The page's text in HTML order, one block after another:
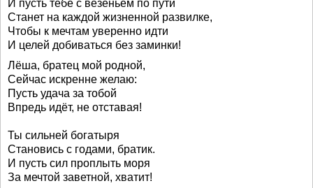
И пусть тебе с везеньем по пути
Станет на каждой жизненной развилке,
Чтобы к мечтам уверенно идти
И целей добиваться без заминки!
Лёша, братец мой родной,
Сейчас искренне желаю:
Пусть удача за тобой
Впредь идёт, не отставая!
Ты сильней богатыря
Становись с годами, братик.
И пусть сил проплыть моря
За мечтой заветной, хватит!